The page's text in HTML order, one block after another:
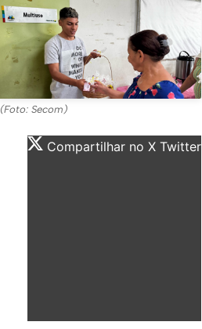
(Foto: Secom)
Compartilhar no X Twitter